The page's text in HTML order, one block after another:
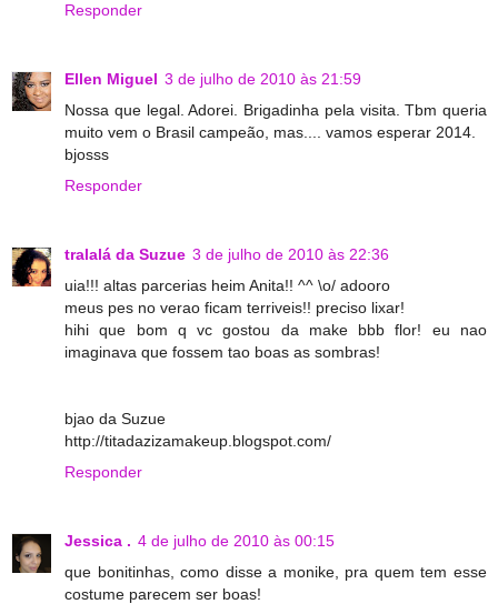
Responder
Ellen Miguel 3 de julho de 2010 às 21:59
Nossa que legal. Adorei. Brigadinha pela visita. Tbm queria
muito vem o Brasil campeão, mas.... vamos esperar 2014.
bjosss
Responder
tralalá da Suzue 3 de julho de 2010 às 22:36
uia!!! altas parcerias heim Anita!! ^^ \o/ adooro
meus pes no verao ficam terriveis!! preciso lixar!
hihi que bom q vc gostou da make bbb flor! eu nao
imaginava que fossem tao boas as sombras!
bjao da Suzue
http://titadazizamakeup.blogspot.com/
Responder
Jessica . 4 de julho de 2010 às 00:15
que bonitinhas, como disse a monike, pra quem tem esse
costume parecem ser boas!